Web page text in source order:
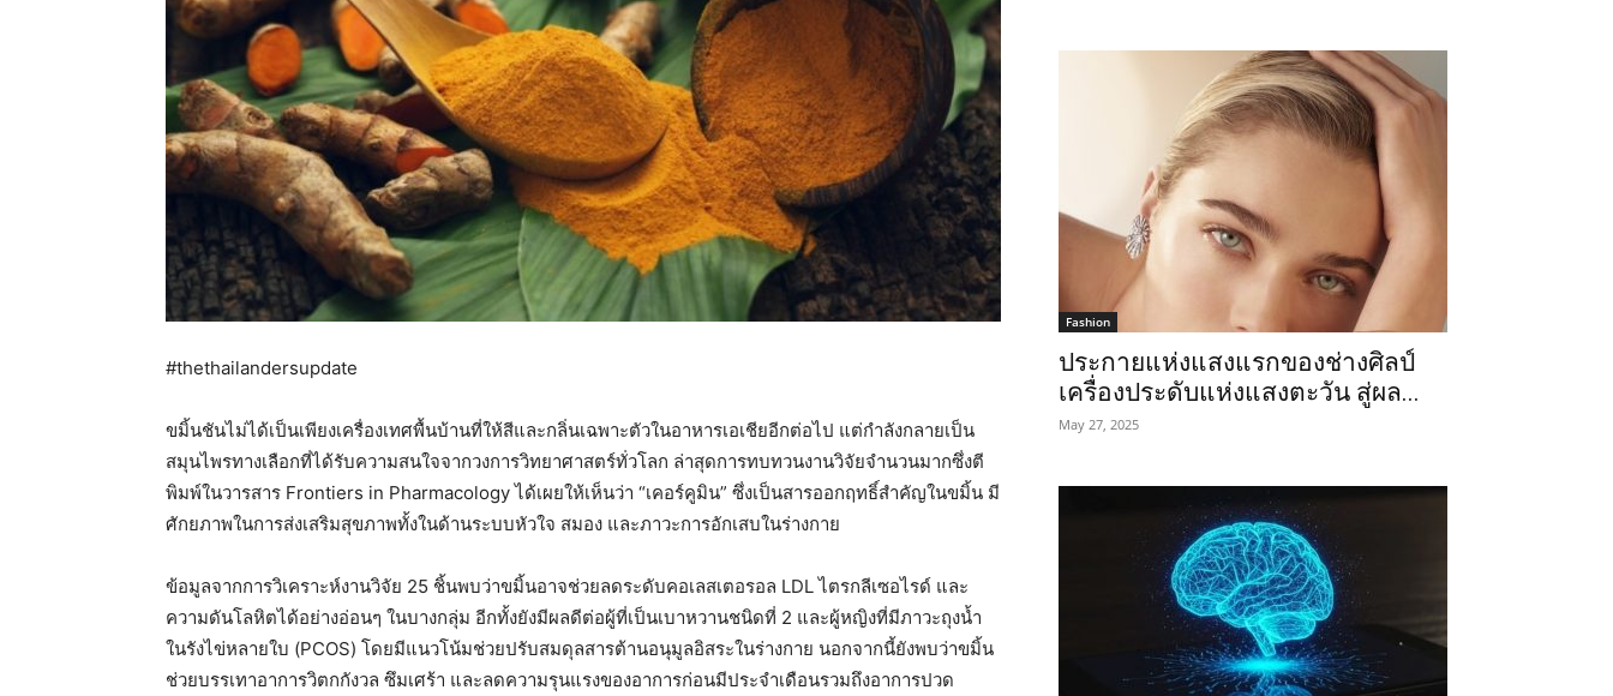
#thethailandersupdate
ขมิ้นชันไม่ได้เป็นเพียงเครื่องเทศพื้นบ้านที่ให้สีและกลิ่นเฉพาะตัวในอาหารเอเชียอีกต่อไป แต่กำลังกลายเป็น
สมุนไพรทางเลือกที่ได้รับความสนใจจากวงการวิทยาศาสตร์ทั่วโลก ล่าสุดการทบทวนงานวิจัยจำนวนมากซึ่งตี
พิมพ์ในวารสาร Frontiers in Pharmacology ได้เผยให้เห็นว่า “เคอร์คูมิน” ซึ่งเป็นสารออกฤทธิ์สำคัญในขมิ้น มี
ศักยภาพในการส่งเสริมสุขภาพทั้งในด้านระบบหัวใจ สมอง และภาวะการอักเสบในร่างกาย
ข้อมูลจากการวิเคราะห์งานวิจัย 25 ชิ้นพบว่าขมิ้นอาจช่วยลดระดับคอเลสเตอรอล LDL ไตรกลีเซอไรด์ และ
ความดันโลหิตได้อย่างอ่อนๆ ในบางกลุ่ม อีกทั้งยังมีผลดีต่อผู้ที่เป็นเบาหวานชนิดที่ 2 และผู้หญิงที่มีภาวะถุงน้ำ
ในรังไข่หลายใบ (PCOS) โดยมีแนวโน้มช่วยปรับสมดุลสารต้านอนุมูลอิสระในร่างกาย นอกจากนี้ยังพบว่าขมิ้น
ช่วยบรรเทาอาการวิตกกังวล ซึมเศร้า และลดความรุนแรงของอาการก่อนมีประจำเดือนรวมถึงอาการปวด
Fashion
ประกายแห่งแสงแรกของช่างศิลป์
เครื่องประดับแห่งแสงตะวัน สู่ผล...
May 27, 2025